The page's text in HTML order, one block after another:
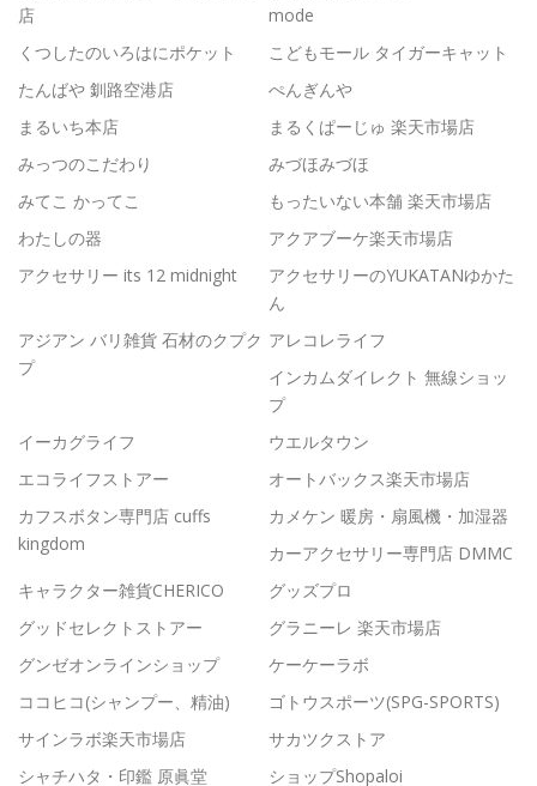
店
mode
くつしたのいろはにポケット
こどもモール タイガーキャット
たんばや 釧路空港店
ぺんぎんや
まるいち本店
まるくぱーじゅ 楽天市場店
みっつのこだわり
みづほみづほ
みてこ かってこ
もったいない本舗 楽天市場店
わたしの器
アクアブーケ楽天市場店
アクセサリー its 12 midnight
アクセサリーのYUKATANゆかた
ん
アジアン バリ雑貨 石材のクプク
プ
アレコレライフ
インカムダイレクト 無線ショッ
プ
イーカグライフ
ウエルタウン
エコライフストアー
オートバックス楽天市場店
カフスボタン専門店 cuffs
kingdom
カメケン 暖房・扇風機・加湿器
カーアクセサリー専門店 DMMC
キャラクター雑貨CHERICO
グッズプロ
グッドセレクトストアー
グラニーレ 楽天市場店
グンゼオンラインショップ
ケーケーラボ
ココヒコ(シャンプー、精油)
ゴトウスポーツ(SPG-SPORTS)
サインラボ楽天市場店
サカツクストア
シャチハタ・印鑑 原眞堂
ショップShopaloi